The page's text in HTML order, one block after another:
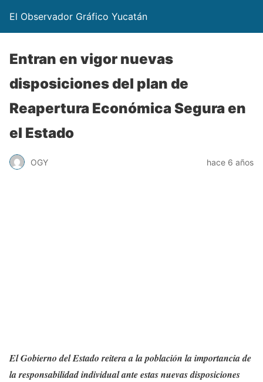
El Observador Gráfico Yucatán
Entran en vigor nuevas
disposiciones del plan de
Reapertura Económica Segura en
el Estado
OGY hace 6 años
El Gobierno del Estado reitera a la población la importancia de
la responsabilidad individual ante estas nuevas disposiciones